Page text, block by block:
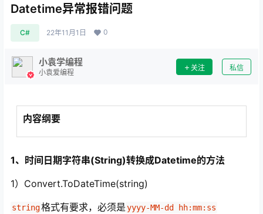
Datetime异常报错问题
C# 22年11月1日 0
小袁学编程
小袁爱编程
关注 私信
内容纲要
1、时间日期字符串(String)转换成Datetime的方法
1）Convert.ToDateTime(string)
string格式有要求，必须是yyyy-MM-dd hh:mm:ss